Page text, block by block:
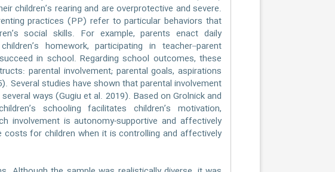
children’s rearing and are overprotective and severe.
practices (PP) refer to particular behaviors that
social skills. For example, parents enact daily
homework, participating in teacher–parent
in school. Regarding school outcomes, these
parental involvement; parental goals, aspirations
Several studies have shown that parental involvement
ways (Gugiu et al. 2019). Based on Grolnick and
schooling facilitates children’s motivation,
involvement is autonomy-supportive and affectively
costs for children when it is controlling and affectively